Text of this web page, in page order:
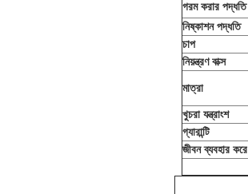
গরম করার পদ্ধতি
নিষ্কাশন পদ্ধতি
চাপ
নিয়ন্ত্রণ বাক্স
মাত্রা
খুচরা যন্ত্রাংশ
গ্যারান্টি
জীবন ব্যবহার করে